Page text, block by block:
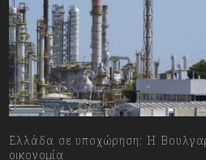
Ελλάδα σε υποχώρηση: Η
οικονομία